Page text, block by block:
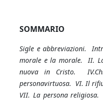
SOMMARIO
Sigle e abbreviazioni.
morale e la morale.
II.
nuova in Cristo.
personavirtuosa. VI. Il
VII. La persona religiosa.